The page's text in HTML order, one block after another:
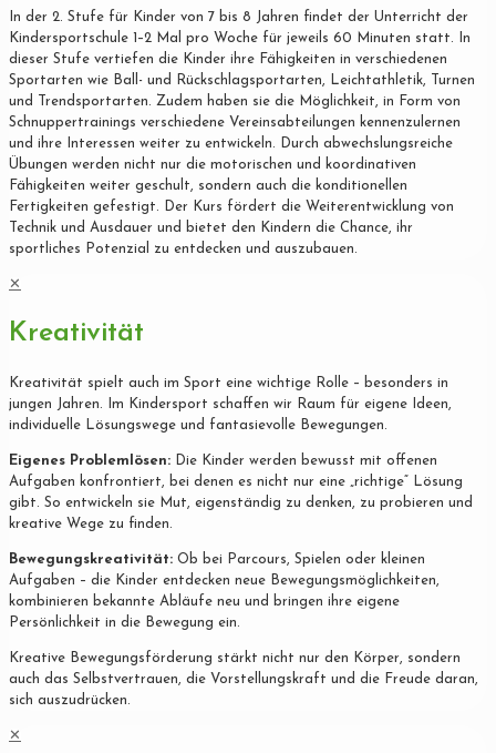
In der 2. Stufe für Kinder von 7 bis 8 Jahren findet der Unterricht der
Kindersportschule 1–2 Mal pro Woche für jeweils 60 Minuten statt. In
dieser Stufe vertiefen die Kinder ihre Fähigkeiten in verschiedenen
Sportarten wie Ball- und Rückschlagsportarten, Leichtathletik, Turnen
und Trendsportarten. Zudem haben sie die Möglichkeit, in Form von
Schnuppertrainings verschiedene Vereinsabteilungen kennenzulernen
und ihre Interessen weiter zu entwickeln. Durch abwechslungsreiche
Übungen werden nicht nur die motorischen und koordinativen
Fähigkeiten weiter geschult, sondern auch die konditionellen
Fertigkeiten gefestigt. Der Kurs fördert die Weiterentwicklung von
Technik und Ausdauer und bietet den Kindern die Chance, ihr
sportliches Potenzial zu entdecken und auszubauen.
✕
Kreativität
Kreativität spielt auch im Sport eine wichtige Rolle – besonders in
jungen Jahren. Im Kindersport schaffen wir Raum für eigene Ideen,
individuelle Lösungswege und fantasievolle Bewegungen.
Eigenes Problemlösen: Die Kinder werden bewusst mit offenen
Aufgaben konfrontiert, bei denen es nicht nur eine „richtige“ Lösung
gibt. So entwickeln sie Mut, eigenständig zu denken, zu probieren und
kreative Wege zu finden.
Bewegungskreativität: Ob bei Parcours, Spielen oder kleinen
Aufgaben – die Kinder entdecken neue Bewegungsmöglichkeiten,
kombinieren bekannte Abläufe neu und bringen ihre eigene
Persönlichkeit in die Bewegung ein.
Kreative Bewegungsförderung stärkt nicht nur den Körper, sondern
auch das Selbstvertrauen, die Vorstellungskraft und die Freude daran,
sich auszudrücken.
✕